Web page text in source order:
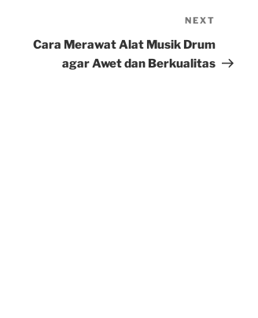
Post
NEXT
Cara Merawat Alat Musik Drum
agar Awet dan Berkualitas